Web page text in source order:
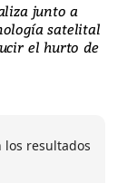
junto a
satelital
el hurto de
los resultados